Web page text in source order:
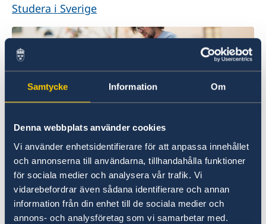
Samtycke Information Om
Denna webbplats använder cookies
Vi använder enhetsidentifierare för att anpassa innehållet
och annonserna till användarna, tillhandahålla funktioner
för sociala medier och analysera vår trafik. Vi
vidarebefordrar även sådana identifierare och annan
information från din enhet till de sociala medier och
annons- och analysföretag som vi samarbetar med.
Studera i Sverige
Karlsson/imagebank.sweden.se
Samordningsnummer
För att ansöka om ett provisoriskt pass till ditt
barn behöver barnet ett samordningsnummer.